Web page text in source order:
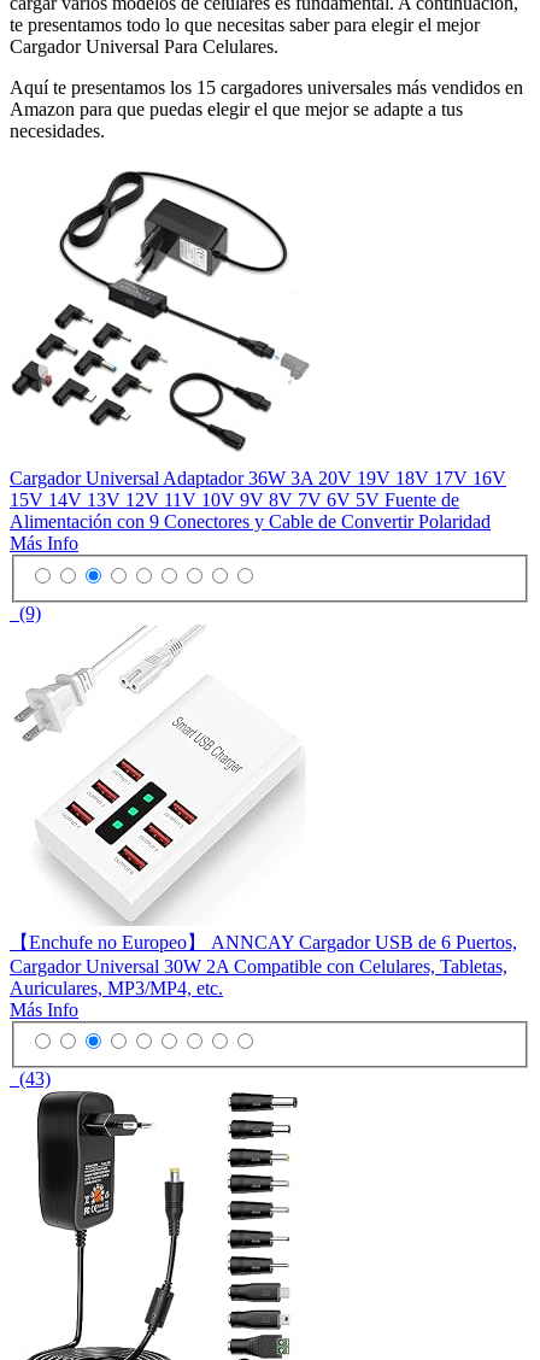
te presentamos todo lo que necesitas saber para elegir el mejor
Cargador Universal Para Celulares.
Aquí te presentamos los 15 cargadores universales más vendidos en
Amazon para que puedas elegir el que mejor se adapte a tus
necesidades.
Cargador Universal Adaptador 36W 3A 20V 19V 18V 17V 16V
15V 14V 13V 12V 11V 10V 9V 8V 7V 6V 5V Fuente de
Alimentación con 9 Conectores y Cable de Convertir Polaridad
Más Info
(9)
【Enchufe no Europeo】 ANNCAY Cargador USB de 6 Puertos,
Cargador Universal 30W 2A Compatible con Celulares, Tabletas,
Auriculares, MP3/MP4, etc.
Más Info
(43)